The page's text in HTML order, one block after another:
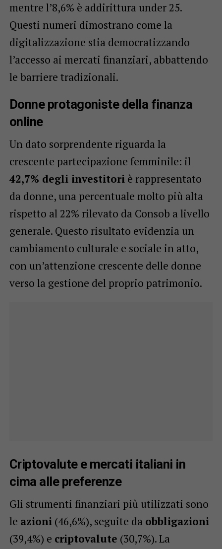
mentre l’8,6% è addirittura under 25.
Questi numeri dimostrano come la
digitalizzazione stia democratizzando
l’accesso ai mercati finanziari, abbattendo
le barriere tradizionali.
Donne protagoniste della finanza
online
Un dato sorprendente riguarda la
crescente partecipazione femminile: il
42,7% degli investitoriè rappresentato
da donne, una percentuale molto più alta
rispetto al 22% rilevato da Consob a livello
generale. Questo risultato evidenzia un
cambiamento culturale e sociale in atto,
con un’attenzione crescente delle donne
verso la gestione del proprio patrimonio.
Criptovalute e mercati italiani in
cima alle preferenze
Gli strumenti finanziari più utilizzati sono
le azioni(46,6%), seguite da obbligazioni
(39,4%) e criptovalute (30,7%). La